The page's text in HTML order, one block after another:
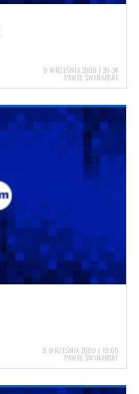
9 WRZEŚNIA 2009 | 20:34
PAWEŁ ŚWINARSKI
9 WRZEŚNIA 2009 | 19:05
PAWEŁ ŚWINARSKI